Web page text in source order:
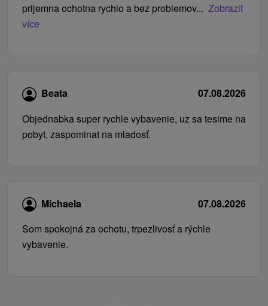
prijemna ochotna rychlo a bez problemov... Zobrazit
více
Beata
07.08.2026
Objednabka super rychle vybavenie, uz sa tesime na
pobyt, zaspominat na mladosť.
Michaela
07.08.2026
Som spokojná za ochotu, trpezlivosť a rýchle
vybavenie.